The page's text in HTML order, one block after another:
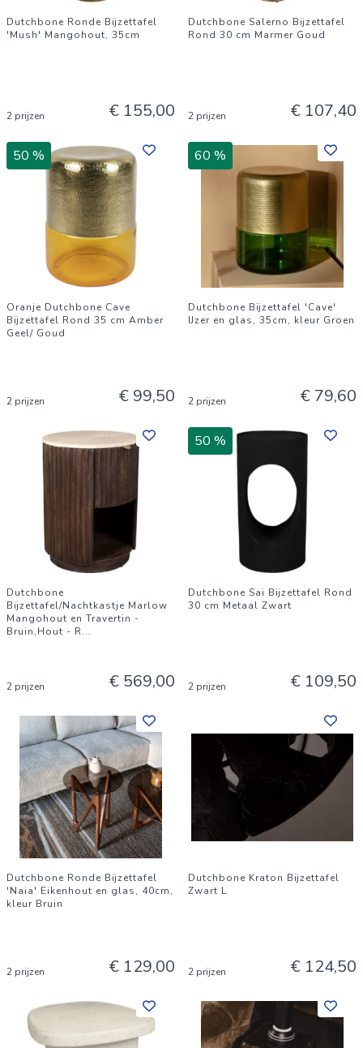
Dutchbone Ronde Bijzettafel
'Mush' Mangohout, 35cm
2 prijzen € 155,00
Dutchbone Salerno Bijzettafel
Rond 30 cm Marmer Goud
2 prijzen € 107,40
50 %
Oranje Dutchbone Cave
Bijzettafel Rond 35 cm Amber
Geel/ Goud
2 prijzen € 99,50
60 %
Dutchbone Bijzettafel 'Cave'
IJzer en glas, 35cm, kleur Groen
2 prijzen € 79,60
Dutchbone
Bijzettafel/Nachtkastje Marlow
Mangohout en Travertin -
Bruin,Hout - R...
2 prijzen € 569,00
50 %
Dutchbone Sai Bijzettafel Rond
30 cm Metaal Zwart
2 prijzen € 109,50
Dutchbone Ronde Bijzettafel
'Naia' Eikenhout en glas, 40cm,
kleur Bruin
2 prijzen € 129,00
Dutchbone Kraton Bijzettafel
Zwart L
2 prijzen € 124,50